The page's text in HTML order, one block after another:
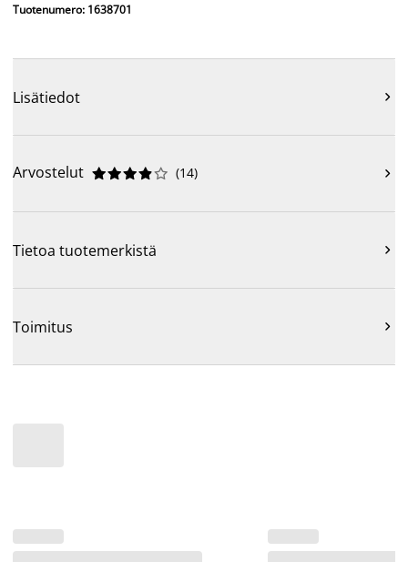
Tuotenumero: 1638701
Lisätiedot 
Arvostelut 




 (14) 
Tietoa tuotemerkistä 
Toimitus 